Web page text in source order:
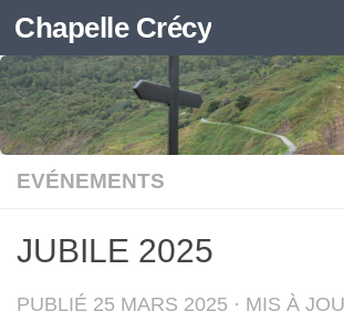
Skip to content
Chapelle Crécy
EVÉNEMENTS
JUBILE 2025
PUBLIÉ 25 MARS 2025 · MIS À